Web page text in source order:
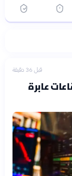
قبل 36 دقيقة
عابرة